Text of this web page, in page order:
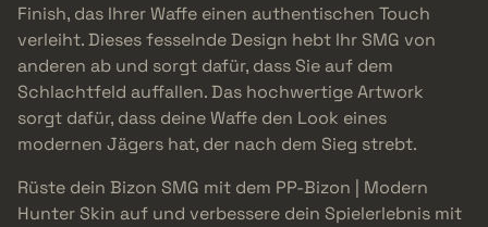
Finish, das Ihrer Waffe einen authentischen Touch
verleiht. Dieses fesselnde Design hebt Ihr SMG von
anderen ab und sorgt dafür, dass Sie auf dem
Schlachtfeld auffallen. Das hochwertige Artwork
sorgt dafür, dass deine Waffe den Look eines
modernen Jägers hat, der nach dem Sieg strebt.
Rüste dein Bizon SMG mit dem PP-Bizon | Modern
Hunter Skin auf und verbessere dein Spielerlebnis mit